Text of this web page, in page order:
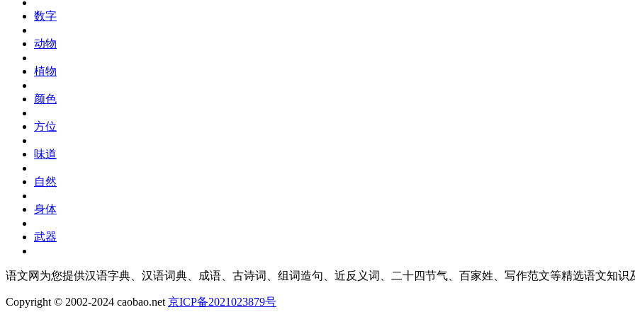
数字
动物
植物
颜色
方位
味道
自然
身体
武器
语文网为您提供汉语字典、汉语词典、成语、古诗词、组词造句、近反义词、二十四节气、百家姓、写作范文等精选语文知识
Copyright © 2002-2024 caobao.net京ICP备2021023879号